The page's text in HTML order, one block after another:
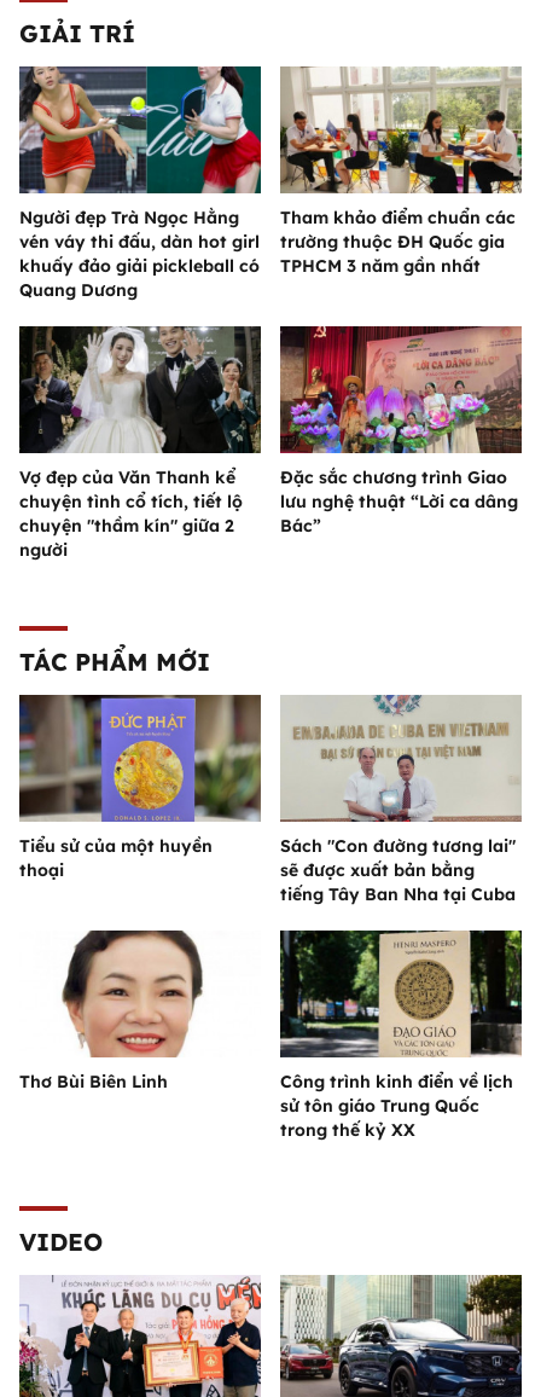
GIẢI TRÍ
Người đẹp Trà Ngọc Hằng
vén váy thi đấu, dàn hot girl
khuấy đảo giải pickleball có
Quang Dương
Tham khảo điểm chuẩn các
trường thuộc ĐH Quốc gia
TPHCM 3 năm gần nhất
Vợ đẹp của Văn Thanh kể
chuyện tình cổ tích, tiết lộ
chuyện "thầm kín" giữa 2
người
Đặc sắc chương trình Giao
lưu nghệ thuật “Lời ca dâng
Bác”
TÁC PHẨM MỚI
Tiểu sử của một huyền
thoại
Sách "Con đường tương lai"
sẽ được xuất bản bằng
tiếng Tây Ban Nha tại Cuba
Thơ Bùi Biên Linh
Công trình kinh điển về lịch
sử tôn giáo Trung Quốc
trong thế kỷ XX
VIDEO